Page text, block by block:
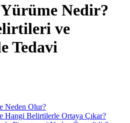
Nedir?
ve
Tedavi
Neden Olur?
Hangi Belirtilerle Ortaya Çıkar?